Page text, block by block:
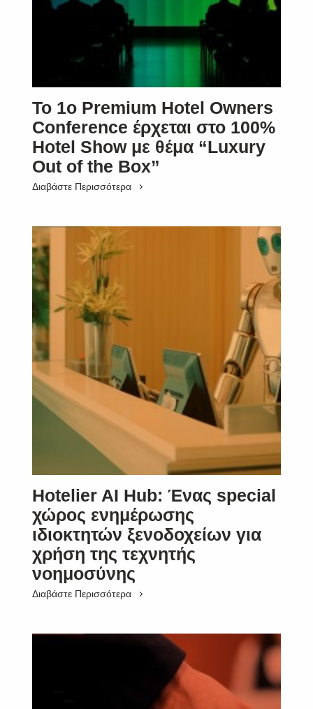
Το 1ο Premium Hotel Owners
Conference έρχεται στο 100%
Hotel Show με θέμα “Luxury
Out of the Box”
Διαβάστε Περισσότερα
Hotelier AI Hub: Ένας special
χώρος ενημέρωσης
ιδιοκτητών ξενοδοχείων για
χρήση της τεχνητής
νοημοσύνης
Διαβάστε Περισσότερα